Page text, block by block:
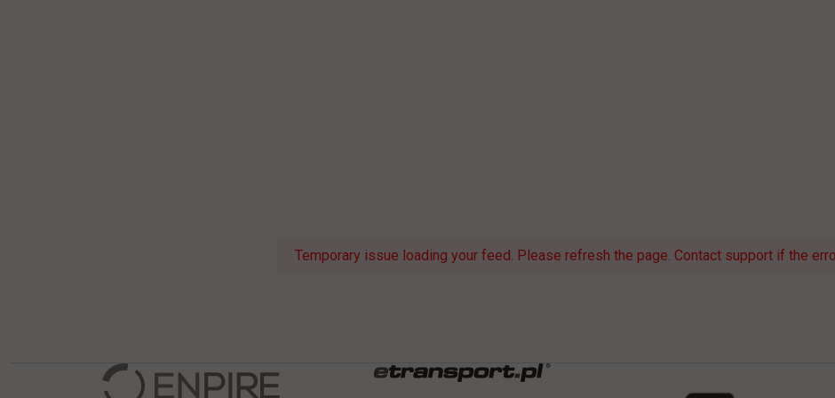
Temporary issue loading your feed. Please refresh the page. Contact support if the